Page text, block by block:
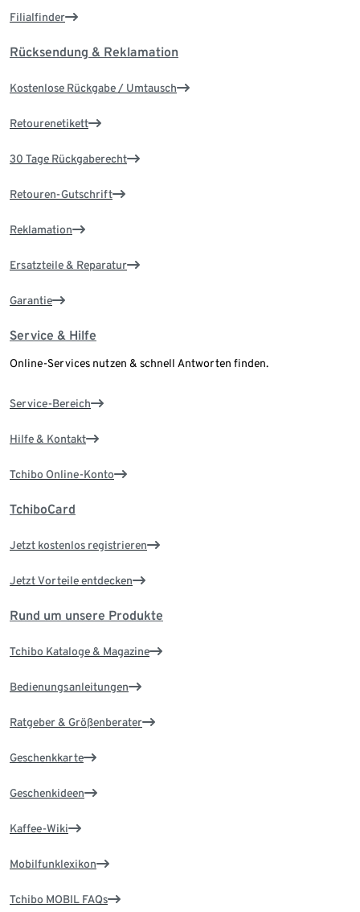
Filialfinder
Rücksendung & Reklamation
Kostenlose Rückgabe / Umtausch
Retourenetikett
30 Tage Rückgaberecht
Retouren-Gutschrift
Reklamation
Ersatzteile & Reparatur
Garantie
Service & Hilfe
Online-Services nutzen & schnell Antworten finden.
Service-Bereich
Hilfe & Kontakt
Tchibo Online-Konto
TchiboCard
Jetzt kostenlos registrieren
Jetzt Vorteile entdecken
Rund um unsere Produkte
Tchibo Kataloge & Magazine
Bedienungsanleitungen
Ratgeber & Größenberater
Geschenkkarte
Geschenkideen
Kaffee-Wiki
Mobilfunklexikon
Tchibo MOBIL FAQs